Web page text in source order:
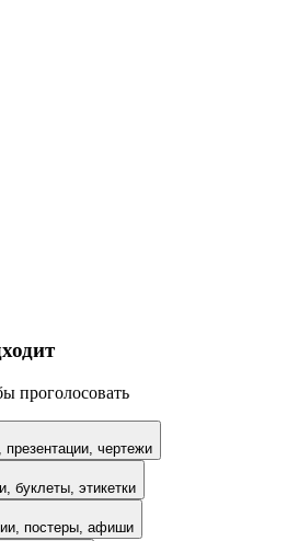
проголосовать
чертежи
буклеты, этикетки
постеры, афиши